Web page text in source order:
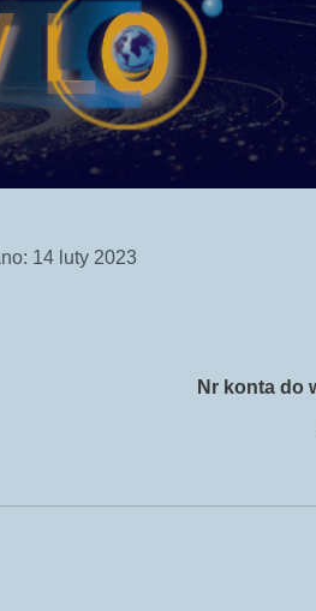
14 luty 2023
Nr konta do